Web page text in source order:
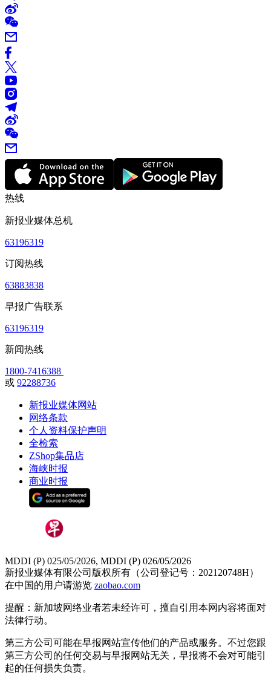
热线
新报业媒体总机
63196319
订阅热线
63883838
早报广告联系
63196319
新闻热线
1800-7416388
或 92288736
新报业媒体网站
网络条款
个人资料保护声明
全检索
ZShop集品店
海峡时报
商业时报
MDDI (P) 025/05/2026, MDDI (P) 026/05/2026
新报业媒体有限公司版权所有（公司登记号：202120748H）
在中国的用户请游览 zaobao.com
提醒：新加坡网络业者若未经许可，擅自引用本网内容将面对
法律行动。
第三方公司可能在早报网站宣传他们的产品或服务。不过您跟
第三方公司的任何交易与早报网站无关，早报将不会对可能引
起的任何损失负责。